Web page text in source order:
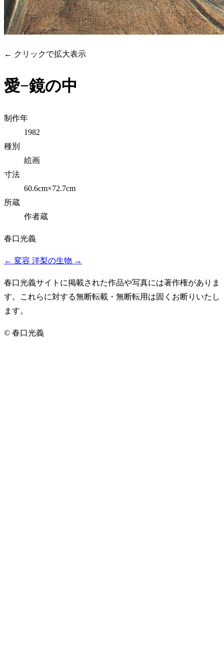
← クリックで拡大表示
愛−鏡の中
制作年
1982
種別
絵画
寸法
60.6cm×72.7cm
所蔵
作者蔵
春口光義
← 変容 洋梨の生物 →
春口光義サイトに掲載された作品や写真には著作権がありま
す。これらに対する無断転載・無断転用は固くお断りいたし
ます。
© 春口光義